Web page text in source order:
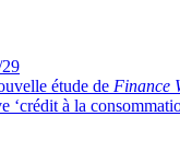
étude de Finance
‘crédit à la